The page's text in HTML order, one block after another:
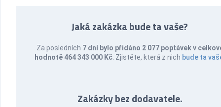
Jaká zakázka bude ta vaše?
Za posledních 7 dní bylo přidáno 2 077 poptávek v
hodnotě 464 343 000 Kč . Zjistěte, která z nich bude ta
Zakázky bez dodavatele.